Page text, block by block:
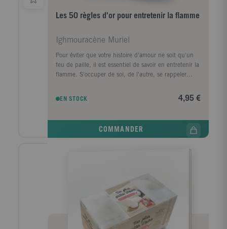
Les 50 règles d'or pour entretenir la flamme
Ighmouracène Muriel
Pour éviter que votre histoire d'amour ne soit qu'un
feu de paille, il est essentiel de savoir en entretenir la
flamme. S'occuper de soi, de l'autre, se rappeler
règles d'or simples qui vous permettront de faire rimer
amour avec toujours. N'oubliez pas cette première
EN STOCK 4,95 €
COMMANDER